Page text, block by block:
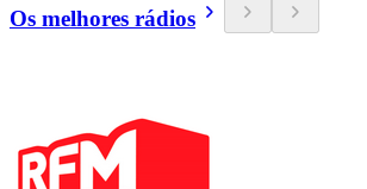
Os melhores rádios